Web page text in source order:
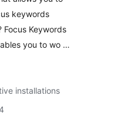
keywords
Focus Keywords
you to wo …
installations